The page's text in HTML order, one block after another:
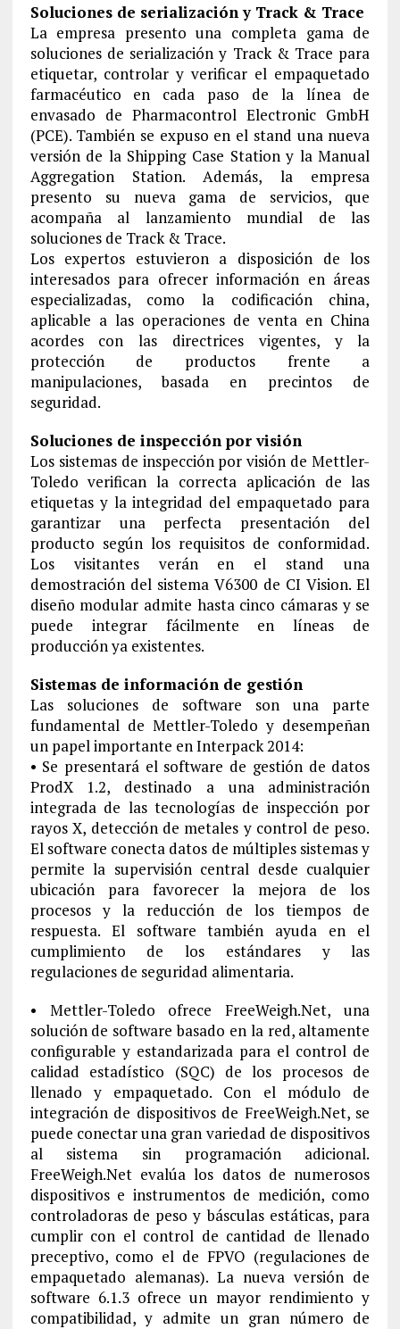
Soluciones de serialización y Track & Trace
La empresa presento una completa gama de
soluciones de serialización y Track & Trace para
etiquetar, controlar y verificar el empaquetado
farmacéutico en cada paso de la línea de
envasado de Pharmacontrol Electronic GmbH
(PCE). También se expuso en el stand una nueva
versión de la Shipping Case Station y la Manual
Aggregation Station. Además, la empresa
presento su nueva gama de servicios, que
acompaña al lanzamiento mundial de las
soluciones de Track & Trace.
Los expertos estuvieron a disposición de los
interesados para ofrecer información en áreas
especializadas, como la codificación china,
aplicable a las operaciones de venta en China
acordes con las directrices vigentes, y la
protección de productos frente a
manipulaciones, basada en precintos de
seguridad.
Soluciones de inspección por visión
Los sistemas de inspección por visión de Mettler-
Toledo verifican la correcta aplicación de las
etiquetas y la integridad del empaquetado para
garantizar una perfecta presentación del
producto según los requisitos de conformidad.
Los visitantes verán en el stand una
demostración del sistema V6300 de CI Vision. El
diseño modular admite hasta cinco cámaras y se
puede integrar fácilmente en líneas de
producción ya existentes.
Sistemas de información de gestión
Las soluciones de software son una parte
fundamental de Mettler-Toledo y desempeñan
un papel importante en Interpack 2014:
• Se presentará el software de gestión de datos
ProdX 1.2, destinado a una administración
integrada de las tecnologías de inspección por
rayos X, detección de metales y control de peso.
El software conecta datos de múltiples sistemas y
permite la supervisión central desde cualquier
ubicación para favorecer la mejora de los
procesos y la reducción de los tiempos de
respuesta. El software también ayuda en el
cumplimiento de los estándares y las
regulaciones de seguridad alimentaria.
• Mettler-Toledo ofrece FreeWeigh.Net, una
solución de software basado en la red, altamente
configurable y estandarizada para el control de
calidad estadístico (SQC) de los procesos de
llenado y empaquetado. Con el módulo de
integración de dispositivos de FreeWeigh.Net, se
puede conectar una gran variedad de dispositivos
al sistema sin programación adicional.
FreeWeigh.Net evalúa los datos de numerosos
dispositivos e instrumentos de medición, como
controladoras de peso y básculas estáticas, para
cumplir con el control de cantidad de llenado
preceptivo, como el de FPVO (regulaciones de
empaquetado alemanas). La nueva versión de
software 6.1.3 ofrece un mayor rendimiento y
compatibilidad, y admite un gran número de